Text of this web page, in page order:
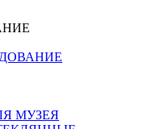
МУЗЕЯ